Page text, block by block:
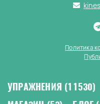
Политика
УПРАЖНЕНИЯ (11530)